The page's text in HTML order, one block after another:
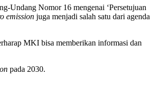
Undang Nomor 16 mengenai ‘Persetujuan
emission juga menjadi salah satu dari agenda
MKI bisa memberikan informasi dan
pada 2030.